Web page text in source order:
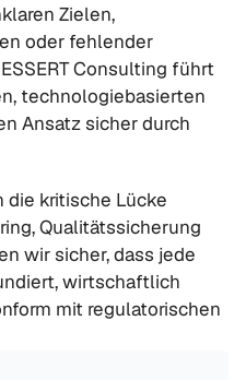
Zielen,
oder fehlender
Consulting führt
technologiebasierten
Ansatz sicher durch
die kritische Lücke
Qualitätssicherung
wir sicher, dass jede
wirtschaftlich
mit regulatorischen